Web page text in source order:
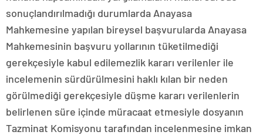
sonuçlandırılmadığı durumlarda Anayasa
Mahkemesine yapılan bireysel başvurularda Anayasa
Mahkemesinin başvuru yollarının tüketilmediği
gerekçesiyle kabul edilemezlik kararı verilenler ile
incelemenin sürdürülmesini haklı kılan bir neden
görülmediği gerekçesiyle düşme kararı verilenlerin
belirlenen süre içinde müracaat etmesiyle dosyanın
Tazminat Komisyonu tarafından incelenmesine imkan